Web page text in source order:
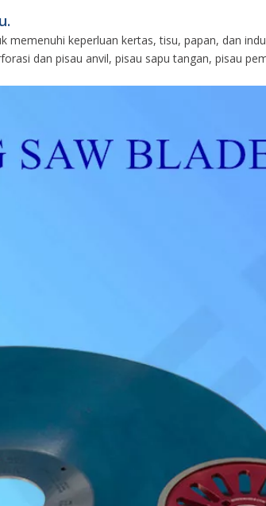
keperluan kertas, tisu, papan, dan
dan pisau anvil, pisau sapu tangan, pisau